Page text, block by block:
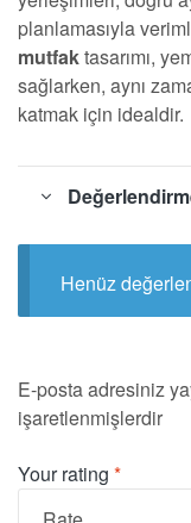
planlamasıyla
mutfaktasarımı,
sağlarken, aynı
katmak için idealdir.
Henüz
E-posta adresiniz
işaretlenmişlerdir
Your rating *